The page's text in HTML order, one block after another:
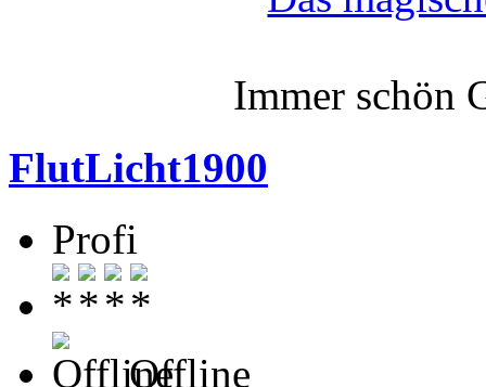
Immer schön
FlutLicht1900
Profi
Offline